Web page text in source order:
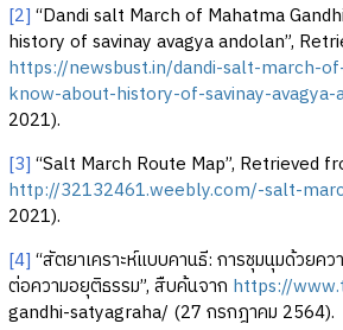
[2] “Dandi salt March of Mahatma
history of savinay avagya andolan”,
https://newsbust.in/dandi-salt-march-
know-about-history-of-savinay-avagya-
2021).
[3] “Salt March Route Map”, Retrieved
http://32132461.weebly.com/-salt-
2021).
[4] “สัตยาเคราะห์แบบคานธี: การชุมนุมด้วยค
ต่อความอยุติธรรม”, สืบค้นจาก https://
gandhi-satyagraha/ (27 กรกฎาคม 2564).